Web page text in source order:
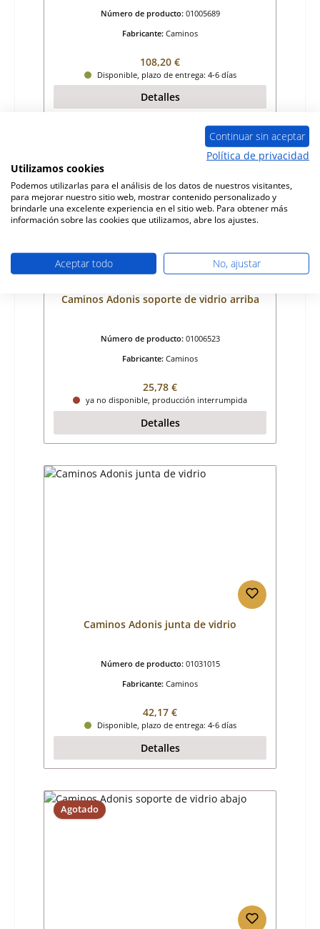
Número de producto: 01005689
Fabricante: Caminos
Precio normal:
108,20 €
Disponible, plazo de entrega: 4-6 días
Detalles
Caminos Adonis soporte de vidrio arriba
Número de producto: 01006523
Fabricante: Caminos
Precio normal:
25,78 €
ya no disponible, producción interrumpida
Detalles
Caminos Adonis junta de vidrio
Número de producto: 01031015
Fabricante: Caminos
Precio normal:
42,17 €
Disponible, plazo de entrega: 4-6 días
Detalles
Agotado
Continuar sin aceptar
Política de privacidad
Utilizamos cookies
Podemos utilizarlas para el análisis de los datos de nuestros visitantes,
para mejorar nuestro sitio web, mostrar contenido personalizado y
brindarle una excelente experiencia en el sitio web. Para obtener más
información sobre las cookies que utilizamos, abre los ajustes.
Aceptar todo No, ajustar